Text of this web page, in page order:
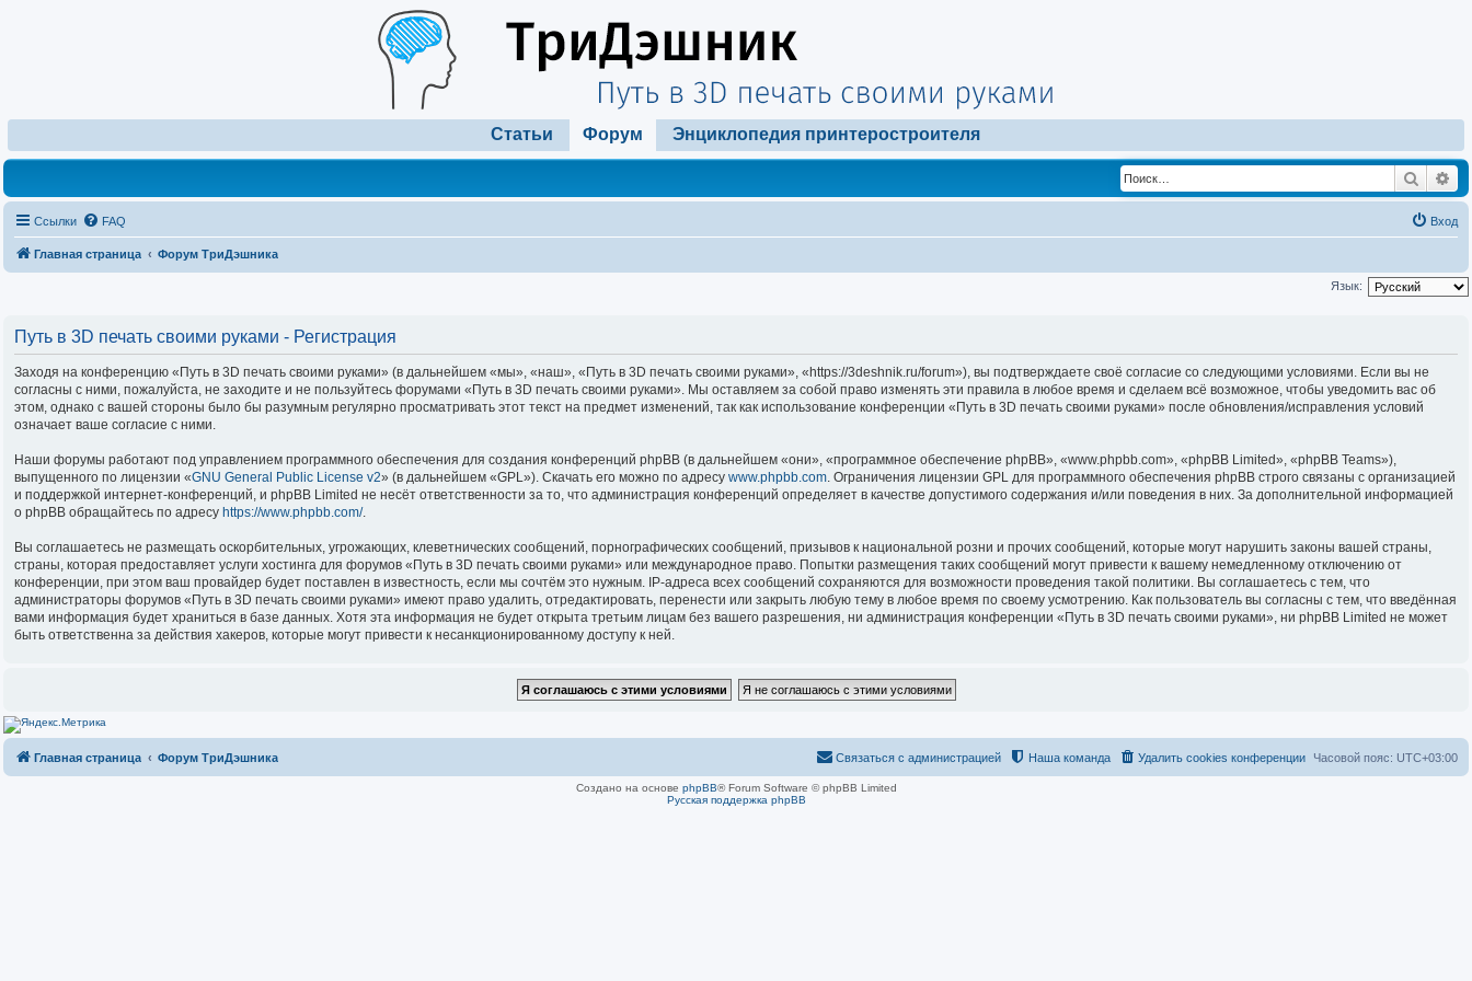
Статьи Форум Энциклопедия принтеростроителя
Поиск
Ссылки FAQ Вход
Главная страница Форум ТриДэшника
Язык:
Путь в 3D печать своими руками - Регистрация
Заходя на конференцию «Путь в 3D печать своими руками» (в дальнейшем «мы», «наш», «Путь в 3D печать своими руками», «https://3deshnik.ru/forum»), вы подтверждаете своё согласие со следующими условиями. Если вы не
согласны с ними, пожалуйста, не заходите и не пользуйтесь форумами «Путь в 3D печать своими руками». Мы оставляем за собой право изменять эти правила в любое время и сделаем всё возможное, чтобы уведомить вас об
этом, однако с вашей стороны было бы разумным регулярно просматривать этот текст на предмет изменений, так как использование конференции «Путь в 3D печать своими руками» после обновления/исправления условий
означает ваше согласие с ними.
Наши форумы работают под управлением программного обеспечения для создания конференций phpBB (в дальнейшем «они», «программное обеспечение phpBB», «www.phpbb.com», «phpBB Limited», «phpBB Teams»),
выпущенного по лицензии «GNU General Public License v2» (в дальнейшем «GPL»). Скачать его можно по адресу www.phpbb.com . Ограничения лицензии GPL для программного обеспечения phpBB строго связаны с организацией
и поддержкой интернет-конференций, и phpBB Limited не несёт ответственности за то, что администрация конференций определяет в качестве допустимого содержания и/или поведения в них. За дополнительной информацией
о phpBB обращайтесь по адресу https://www.phpbb.com/.
Вы соглашаетесь не размещать оскорбительных, угрожающих, клеветнических сообщений, порнографических сообщений, призывов к национальной розни и прочих сообщений, которые могут нарушить законы вашей страны,
страны, которая предоставляет услуги хостинга для форумов «Путь в 3D печать своими руками» или международное право. Попытки размещения таких сообщений могут привести к вашему немедленному отключению от
конференции, при этом ваш провайдер будет поставлен в известность, если мы сочтём это нужным. IP-адреса всех сообщений сохраняются для возможности проведения такой политики. Вы соглашаетесь с тем, что
администраторы форумов «Путь в 3D печать своими руками» имеют право удалить, отредактировать, перенести или закрыть любую тему в любое время по своему усмотрению. Как пользователь вы согласны с тем, что введённая
вами информация будет храниться в базе данных. Хотя эта информация не будет открыта третьим лицам без вашего разрешения, ни администрация конференции «Путь в 3D печать своими руками», ни phpBB Limited не может
быть ответственна за действия хакеров, которые могут привести к несанкционированному доступу к ней.
Главная страница Форум ТриДэшника Часовой пояс: UTC+03:00
Удалить cookies конференции
Наша команда
Связаться с администрацией
Создано на основе phpBB® Forum Software © phpBB Limited
Русская поддержка phpBB